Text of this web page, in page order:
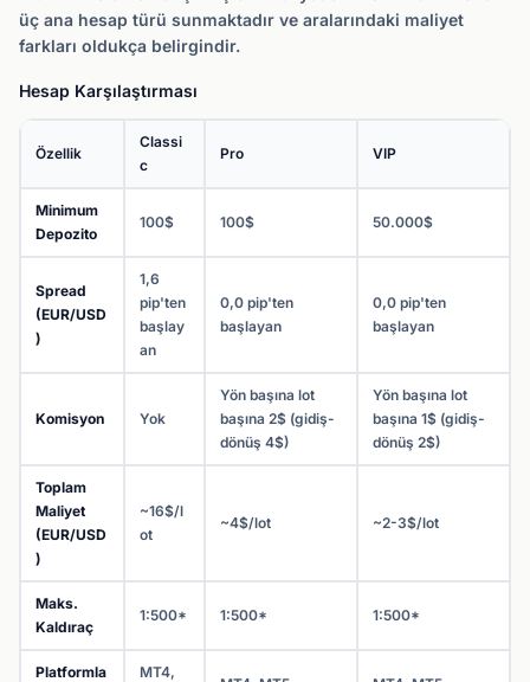
üç ana hesap türü sunmaktadır ve aralarındaki maliyet
farkları oldukça belirgindir.
Hesap Karşılaştırması
Özellik
Classi
c
Pro VIP
Minimum
Depozito
100$ 100$ 50.000$
Spread
(EUR/USD
)
1,6
pip'ten
başlay
an
0,0 pip'ten
başlayan
0,0 pip'ten
başlayan
Komisyon Yok
Yön başına lot
başına 2$ (gidiş-
dönüş 4$)
Yön başına lot
başına 1$ (gidiş-
dönüş 2$)
Toplam
Maliyet
(EUR/USD
)
~16$/l
ot
~4$/lot ~2-3$/lot
Maks.
Kaldıraç
1:500* 1:500* 1:500*
Platformla
MT4,